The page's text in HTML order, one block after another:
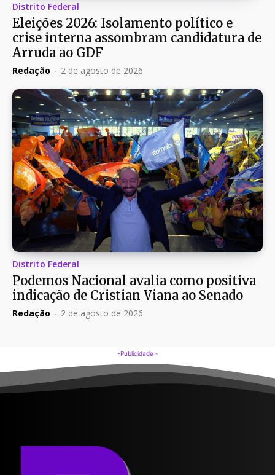
Distrito Federal
Eleições 2026: Isolamento político e
crise interna assombram candidatura de
Arruda ao GDF
Redação - 2 de agosto de 2026
Distrito Federal
Podemos Nacional avalia como positiva
indicação de Cristian Viana ao Senado
Redação - 2 de agosto de 2026
-Publicidade -